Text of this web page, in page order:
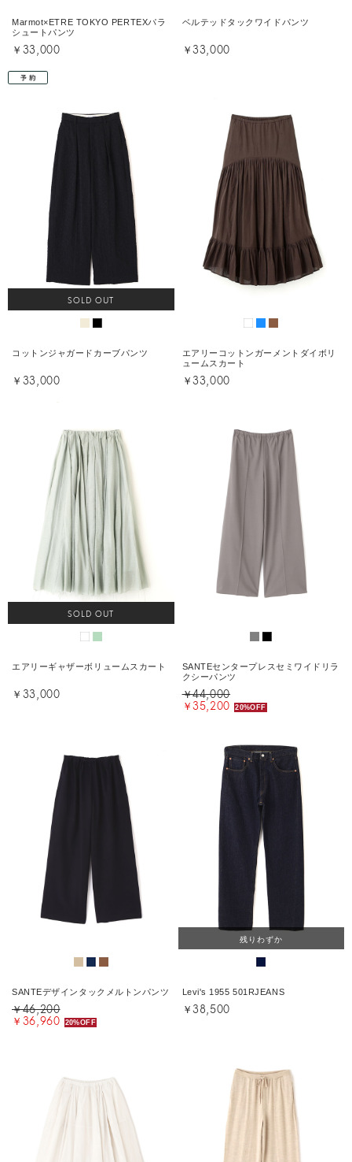
Marmot×ETRE TOKYO PERTEXパラ
シュートパンツ
￥33,000
ベルテッドタックワイドパンツ
￥33,000
SOLD OUT
コットンジャガードカーブパンツ
￥33,000
エアリーコットンガーメントダイボリ
ュームスカート
￥33,000
SOLD OUT
エアリーギャザーボリュームスカート
￥33,000
SANTEセンタープレスセミワイドリラ
クシーパンツ
￥44,000
￥35,200 20%OFF
SANTEデザインタックメルトンパンツ
￥46,200
￥36,960 20%OFF
残りわずか
Levi's 1955 501RJEANS
￥38,500